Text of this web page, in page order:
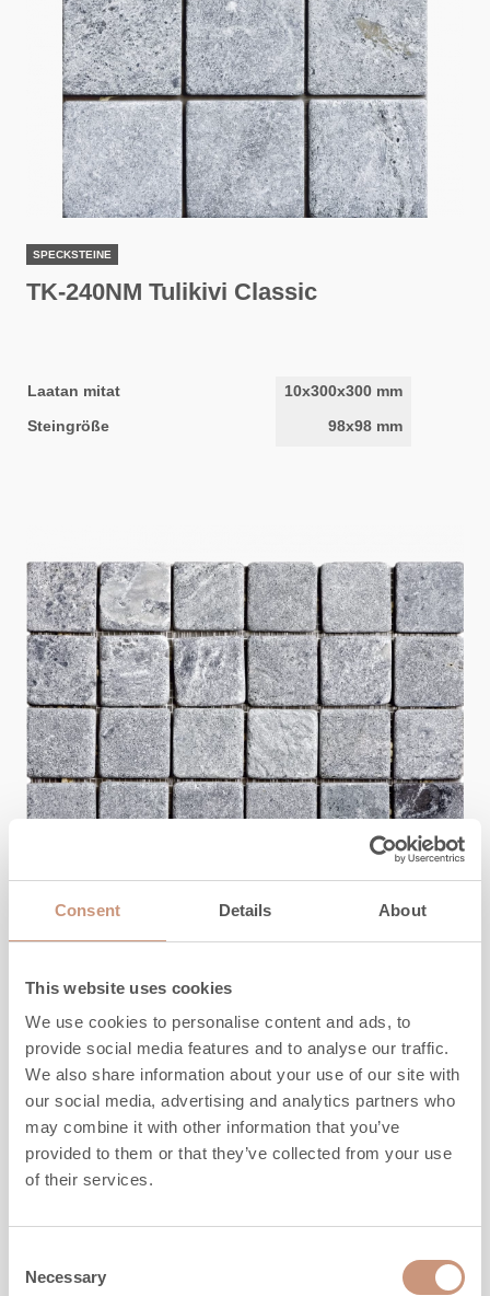
Consent Details About
This website uses cookies
We use cookies to personalise content and ads, to
provide social media features and to analyse our traffic.
We also share information about your use of our site with
our social media, advertising and analytics partners who
may combine it with other information that you’ve
provided to them or that they’ve collected from your use
of their services.
Selection
Necessary
SPECKSTEINE
TK-240NM Tulikivi Classic
Laatan mitat
10x300x300 mm
Steingröße
98x98 mm
Laatan mitat
10x305x305 mm
Steingröße
48x48 mm